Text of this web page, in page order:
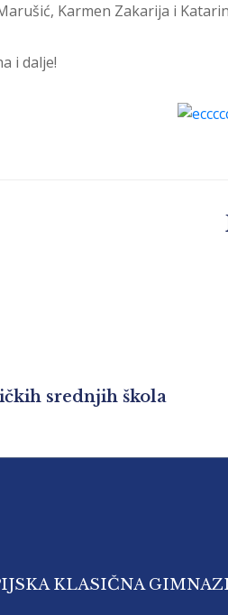
Karmen Zakarija i
i dalje!
srednjih škola
KLASIČNA